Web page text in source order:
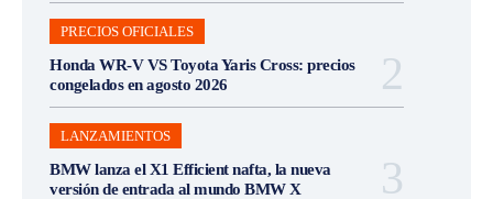
PRECIOS OFICIALES
Honda WR-V VS Toyota Yaris Cross: precios
congelados en agosto 2026
LANZAMIENTOS
BMW lanza el X1 Efficient nafta, la nueva
versión de entrada al mundo BMW X